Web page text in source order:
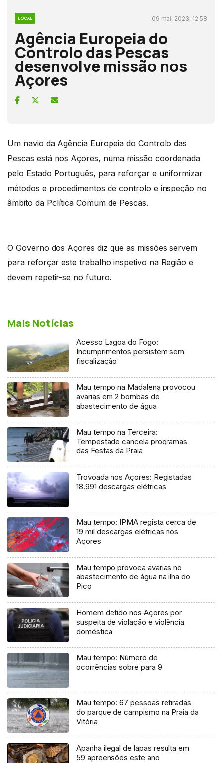
LOCAL 09 mai, 2023, 12:58
Agência Europeia do
Controlo das Pescas
desenvolve missão nos
Açores
Um navio da Agência Europeia do Controlo das
Pescas está nos Açores, numa missão coordenada
pelo Estado Português, para reforçar e uniformizar
métodos e procedimentos de controlo e inspeção no
âmbito da Política Comum de Pescas.
O Governo dos Açores diz que as missões servem
para reforçar este trabalho inspetivo na Região e
devem repetir-se no futuro.
Mais Notícias
Acesso Lagoa do Fogo:
Incumprimentos persistem sem
fiscalização
Mau tempo na Madalena provocou
avarias em 2 bombas de
abastecimento de água
Mau tempo na Terceira:
Tempestade cancela programas
das Festas da Praia
Trovoada nos Açores: Registadas
18.991 descargas elétricas
Mau tempo: IPMA regista cerca de
19 mil descargas elétricas nos
Açores
Mau tempo provoca avarias no
abastecimento de água na ilha do
Pico
Homem detido nos Açores por
suspeita de violação e violência
doméstica
Mau tempo: Número de
ocorrências sobre para 9
Mau tempo: 67 pessoas retiradas
do parque de campismo na Praia da
Vitória
Apanha ilegal de lapas resulta em
59 apreensões este ano